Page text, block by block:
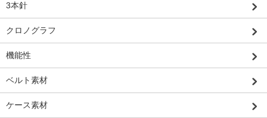
3本針
クロノグラフ
機能性
ベルト素材
ケース素材